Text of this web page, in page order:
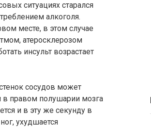
ситуациях старался
алкоголя.
месте, в этом случае
атеросклерозом
инсульт возрастает
сосудов может
в правом полушарии мозга
и в эту же секунду в
ухудшается